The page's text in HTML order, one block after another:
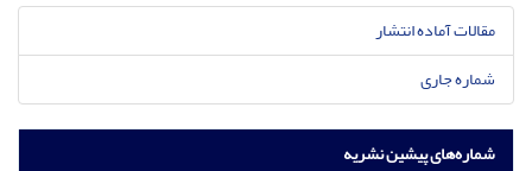
مقالات آماده انتشار
شماره جاری
شماره‌های پیشین نشریه